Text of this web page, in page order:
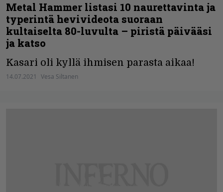
Metal Hammer listasi 10 naurettavinta ja
typerintä hevivideota suoraan
kultaiselta 80-luvulta – piristä päivääsi
ja katso
Kasari oli kyllä ihmisen parasta aikaa!
14.07.2021 Vesa Siltanen